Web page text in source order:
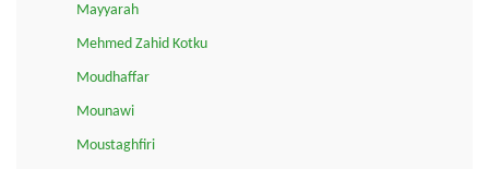
Mayyarah
Mehmed Zahid Kotku
Moudhaffar
Mounawi
Moustaghfiri